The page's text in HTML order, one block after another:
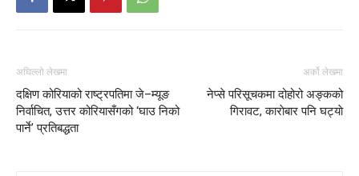
अघिल्लो लेखमा
दक्षिण कोरियाको राष्ट्रपतिमा जे–म्यूङ
निर्वाचित, उत्तर कोरियासँगको ‘घाउ निको
पार्ने’ प्रतिबद्धता
अर्को लेखमा
नेप्से परिसूचकमा दोहोरो अङ्कको
गिरावट, काराेबार पनि घट्याे